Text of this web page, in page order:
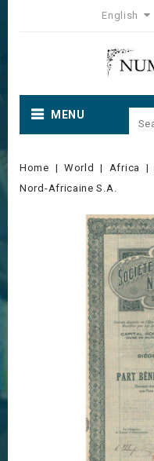
English
MENU
Home World Africa
Nord-Africaine S.A.